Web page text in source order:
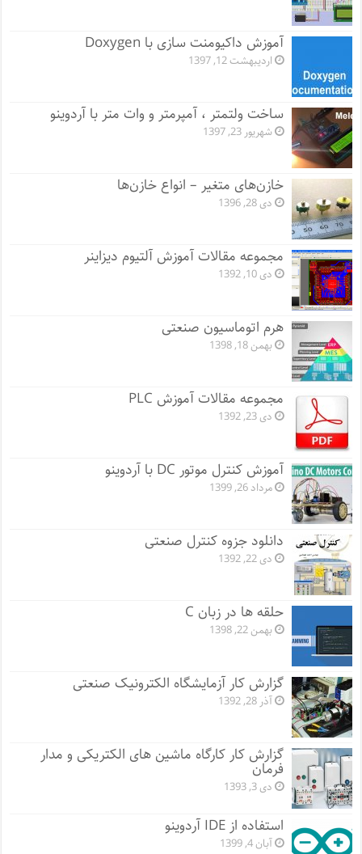
آموزش داکیومنت سازی با Doxygen
اردیبهشت 12, 1397
ساخت ولتمتر ، آمپرمتر و وات متر با آردوینو
شهریور 23, 1397
خازن‌های متغیر – انواع خازن‌ها
دی 28, 1396
مجموعه مقالات آموزش آلتیوم دیزاینر
دی 10, 1392
هرم اتوماسیون صنعتی
بهمن 18, 1398
مجموعه مقالات آموزش PLC
دی 23, 1392
آموزش کنترل موتور DC با آردوینو
مرداد 26, 1399
دانلود جزوه کنترل صنعتی
دی 22, 1392
حلقه ها در زبان C
بهمن 22, 1398
گزارش کار آزمایشگاه الکترونیک صنعتی
آذر 28, 1392
گزارش کار کارگاه ماشین های الکتریکی و مدار
فرمان
دی 3, 1393
استفاده از IDE آردوینو
آبان 4, 1399